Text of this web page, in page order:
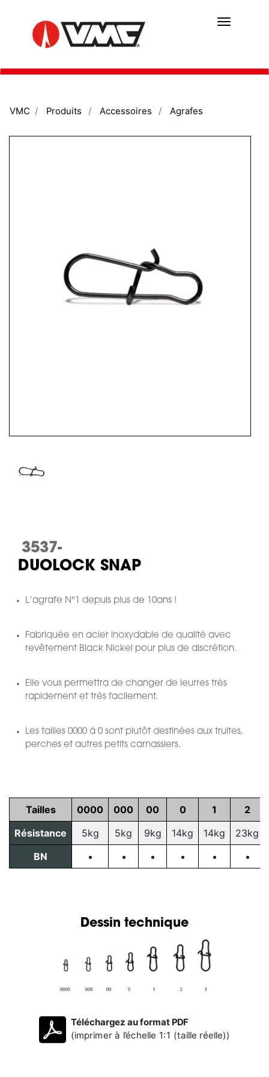
au
contenu
principal
VMC Produits Accessoires Agrafes
3537-
DUOLOCK SNAP
L’agrafe N°1 depuis plus de 10ans !
Fabriquée en acier inoxydable de qualité avec
revêtement Black Nickel pour plus de discrétion.
Elle vous permettra de changer de leurres très
rapidement et très facilement.
Les tailles 0000 à 0 sont plutôt destinées aux truites,
perches et autres petits carnassiers.
Tailles 0000 000 00 0 1
2
Résistance
5kg 5kg 9kg 14kg 14kg
23kg
BN
Dessin technique
Téléchargez au format PDF
(imprimer à l’échelle 1:1 (taille réelle))